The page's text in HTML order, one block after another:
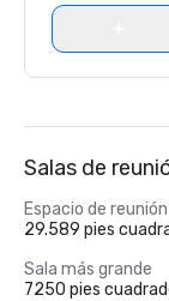
Salas de
Espacio de
29.589 pies
Sala más grande
7250 pies